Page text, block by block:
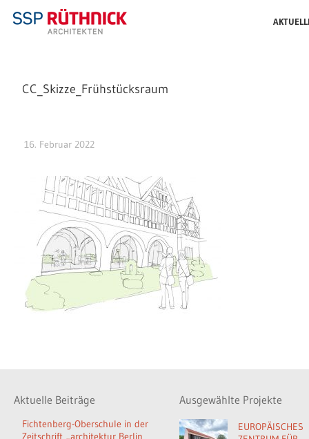
CC_Skizze_Frühstücksraum
16. Februar 2022
Aktuelle Beiträge
Fichtenberg-Oberschule in der
Zeitschrift „architektur Berlin
Ausgewählte Projekte
EUROPÄISCHES